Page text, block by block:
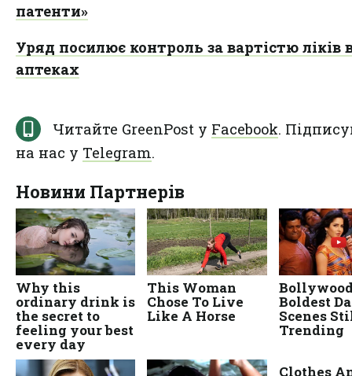
патенти»
Уряд посилює контроль за вартістю ліків
аптеках
Читайте GreenPost у Facebook.
на нас у Telegram.